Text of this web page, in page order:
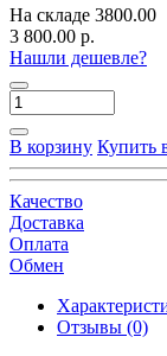
На складе 3800.00
3 800.00 р.
Нашли дешевле?
В корзину Купить
Качество
Доставка
Оплата
Обмен
Отзывы (0)